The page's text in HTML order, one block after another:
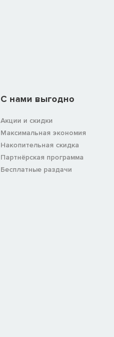
C нами выгодно
Акции и скидки
Максимальная экономия
Накопительная скидка
Партнёрская программа
Бесплатные раздачи